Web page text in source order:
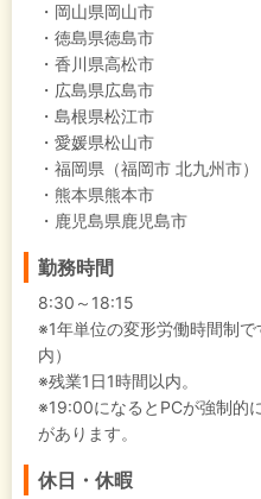
・岡山県岡山市
・徳島県徳島市
・香川県高松市
・広島県広島市
・島根県松江市
・愛媛県松山市
・福岡県（福岡市 北九州市）
・熊本県熊本市
・鹿児島県鹿児島市
勤務時間
8:30～18:15
※1年単位の変形労働時間制
内）
※残業1日1時間以内。
※19:00になるとPCが強制的
があります。
休日・休暇